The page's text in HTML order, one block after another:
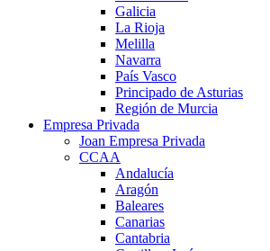
Galicia
La Rioja
Melilla
Navarra
País Vasco
Principado de Asturias
Región de Murcia
Empresa Privada
Joan Empresa Privada
CCAA
Andalucía
Aragón
Baleares
Canarias
Cantabria